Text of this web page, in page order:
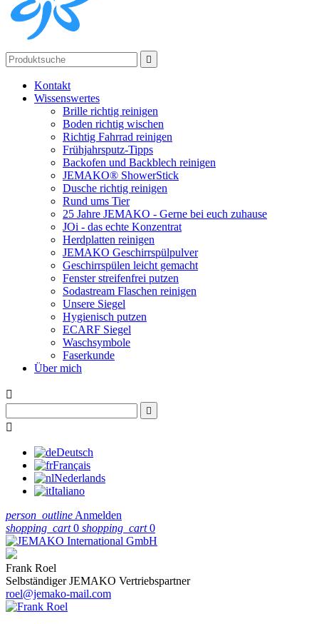

Kontakt
Wissenswertes
Brille richtig reinigen
Boden richtig wischen
Richtig Fahrrad reinigen
Frühjahrsputz-Tipps
Backofen und Backblech reinigen
JEMAKO® ShowerStick
Dusche richtig reinigen
Rund ums Tier
25 Jahre JEMAKO - Gerne bei euch zuhause
JOi - das echte Konzentrat
Herdplatten reinigen
JEMAKO Geschirrspülpulver
Geschirrspülen leicht gemacht
Fenster streifenfrei putzen
Sodastream Flaschen reinigen
Unsere Siegel
Hygienisch putzen
ECARF Siegel
Waschsymbole
Faserkunde
Über mich



Deutsch
Français
Nederlands
Italiano
person_outline Anmelden
shopping_cart 0 shopping_cart 0
Frank Roel
Selbständiger JEMAKO Vertriebspartner
roel@jemako-mail.com